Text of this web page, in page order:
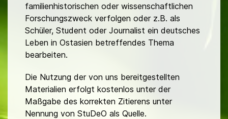
familienhistorischen oder wissenschaftlichen
Forschungszweck verfolgen oder z.B. als
Schüler, Student oder Journalist ein deutsches
Leben in Ostasien betreffendes Thema
bearbeiten.
Die Nutzung der von uns bereitgestellten
Materialien erfolgt kostenlos unter der
Maßgabe des korrekten Zitierens unter
Nennung von StuDeO als Quelle.